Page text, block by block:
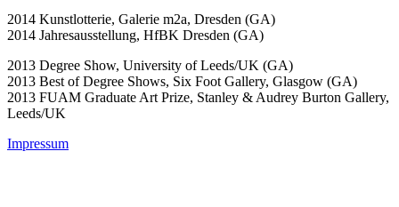
2014 Kunstlotterie, Galerie m2a, Dresden (GA)
2014 Jahresausstellung, HfBK Dresden (GA)
2013 Degree Show, University of Leeds/UK (GA)
2013 Best of Degree Shows, Six Foot Gallery, Glasgow (GA)
2013 FUAM Graduate Art Prize, Stanley & Audrey Burton Gallery,
Leeds/UK
Impressum